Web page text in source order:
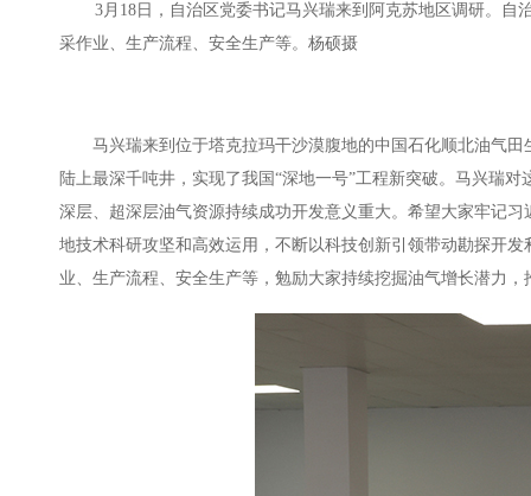
3月18日，自治区党委书记马兴瑞来到阿克苏地区调研。
采作业、生产流程、安全生产等。杨硕摄
马兴瑞来到位于塔克拉玛干沙漠腹地的中国石化顺北油气
陆上最深千吨井，实现了我国“深地一号”工程新突破。马兴瑞
深层、超深层油气资源持续成功开发意义重大。希望大家牢记
地技术科研攻坚和高效运用，不断以科技创新引领带动勘探开
业、生产流程、安全生产等，勉励大家持续挖掘油气增长潜力